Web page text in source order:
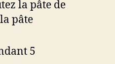
la pâte de
pâte
5